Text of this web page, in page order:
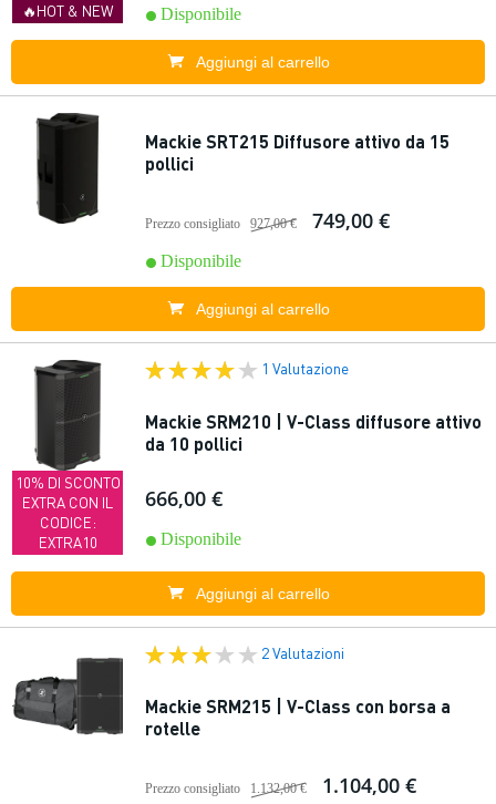
🔥HOT & NEW Disponibile
Aggiungi al carrello
Mackie SRT215 Diffusore attivo da 15
pollici
Prezzo consigliato 927,00 € 749,00 €
Disponibile
Aggiungi al carrello
10% DI SCONTO
EXTRA CON IL
CODICE:
EXTRA10
1 Valutazione
Mackie SRM210 | V-Class diffusore attivo
da 10 pollici
666,00 €
Disponibile
Aggiungi al carrello
2 Valutazioni
Mackie SRM215 | V-Class con borsa a
rotelle
Prezzo consigliato 1.132,00 € 1.104,00 €